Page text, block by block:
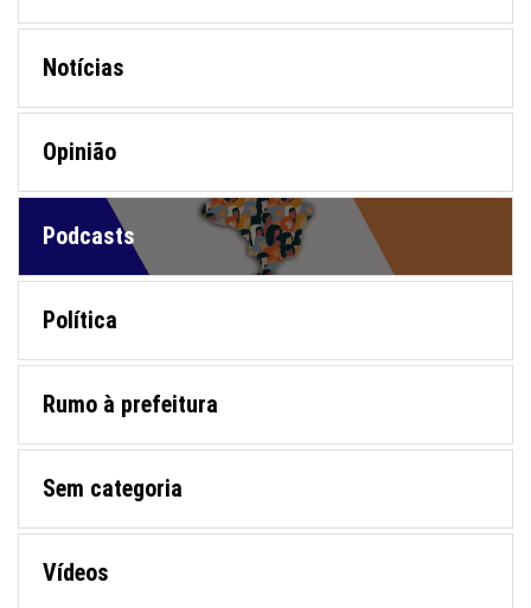
Notícias
Opinião
Podcasts
Política
Rumo à prefeitura
Sem categoria
Vídeos